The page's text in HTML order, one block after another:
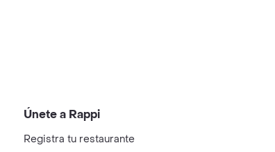
Únete a Rappi
Registra tu restaurante